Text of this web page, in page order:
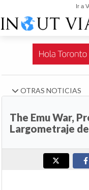
Ir a
OTRAS NOTICIAS
The Emu War,
Largometraje